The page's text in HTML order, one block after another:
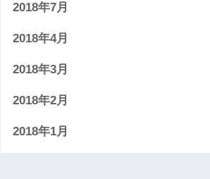
2018年7月
2018年4月
2018年3月
2018年2月
2018年1月